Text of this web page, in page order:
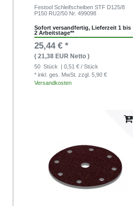
Festool Schleifscheiben STF D125/8
P150 RU2/50 Nr. 499098
Sofort versandfertig, Lieferzeit 1 bis
2 Arbeitstage**
25,44 € *
( 21,38 EUR Netto )
50 Stück
| 0,51 € / Stück
* inkl. ges. MwSt.zzgl. 5,90 €
Versandkosten